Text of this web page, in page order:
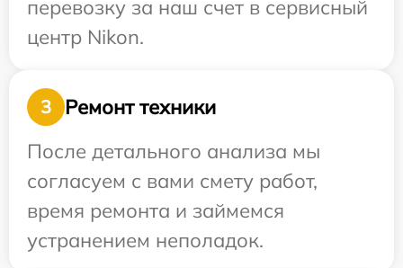
перевозку за наш счет в сервисный
центр Nikon.
3
Ремонт техники
После детального анализа мы
согласуем с вами смету работ,
время ремонта и займемся
устранением неполадок.